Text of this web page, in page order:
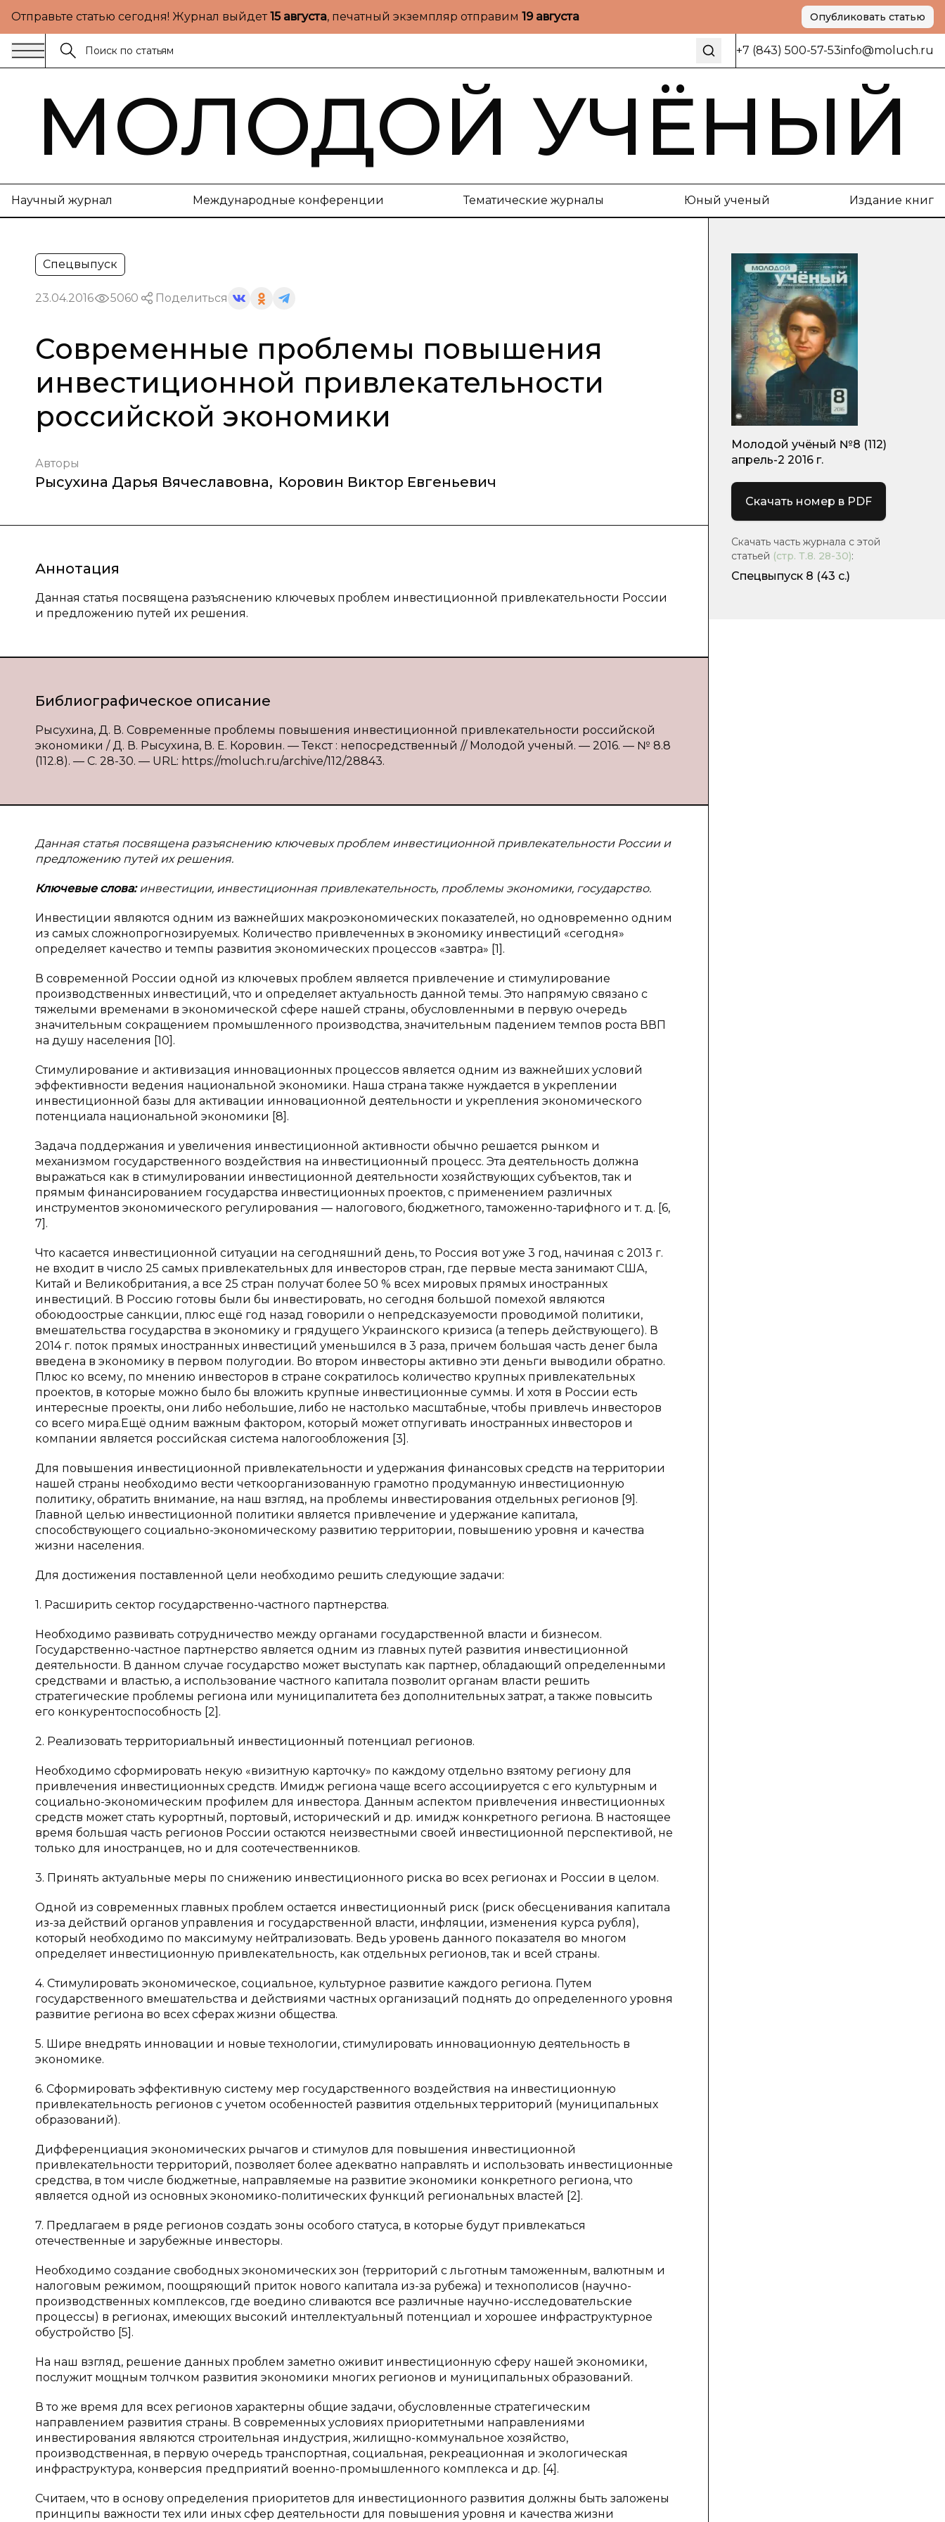
Отправьте статью сегодня! Журнал выйдет15 августа, печатный экземпляр отправим 19 августа Опубликовать статью
+7 (843) 500-57-53info@moluch.ru
МОЛОДОЙ УЧЁНЫЙ
Научный журнал Международные конференции Тематические журналы Юный ученый Издание книг
Спецвыпуск
23.04.2016 5060 Поделиться
Современные проблемы повышения
инвестиционной привлекательности
российской экономики
Авторы
Рысухина Дарья Вячеславовна, Коровин Виктор Евгеньевич
Аннотация
Данная статья посвящена разъяснению ключевых проблем инвестиционной привлекательности России
и предложению путей их решения.
Библиографическое описание
Рысухина, Д. В. Современные проблемы повышения инвестиционной привлекательности российской
экономики / Д. В. Рысухина, В. Е. Коровин. — Текст : непосредственный // Молодой ученый. — 2016. — № 8.8
(112.8). — С. 28-30. — URL: https://moluch.ru/archive/112/28843.
Данная статья посвящена разъяснению ключевых проблем инвестиционной привлекательности России и
предложению путей их решения.
Ключевые слова:инвестиции, инвестиционная привлекательность, проблемы экономики, государство.
Инвестиции являются одним из важнейших макроэкономических показателей, но одновременно одним
из самых сложнопрогнозируемых. Количество привлеченных в экономику инвестиций «сегодня»
определяет качество и темпы развития экономических процессов «завтра» [1].
В современной России одной из ключевых проблем является привлечение и стимулирование
производственных инвестиций, что и определяет актуальность данной темы. Это напрямую связано с
тяжелыми временами в экономической сфере нашей страны, обусловленными в первую очередь
значительным сокращением промышленного производства, значительным падением темпов роста ВВП
на душу населения [10].
Стимулирование и активизация инновационных процессов является одним из важнейших условий
эффективности ведения национальной экономики. Наша страна также нуждается в укреплении
инвестиционной базы для активации инновационной деятельности и укрепления экономического
потенциала национальной экономики [8].
Задача поддержания и увеличения инвестиционной активности обычно решается рынком и
механизмом государственного воздействия на инвестиционный процесс. Эта деятельность должна
выражаться как в стимулировании инвестиционной деятельности хозяйствующих субъектов, так и
прямым финансированием государства инвестиционных проектов, с применением различных
инструментов экономического регулирования — налогового, бюджетного, таможенно-тарифного и т. д. [6,
7].
Что касается инвестиционной ситуации на сегодняшний день, то Россия вот уже 3 год, начиная с 2013 г.
не входит в число 25 самых привлекательных для инвесторов стран, где первые места занимают США,
Китай и Великобритания, а все 25 стран получат более 50 % всех мировых прямых иностранных
инвестиций. В Россию готовы были бы инвестировать, но сегодня большой помехой являются
обоюдоострые санкции, плюс ещё год назад говорили о непредсказуемости проводимой политики,
вмешательства государства в экономику и грядущего Украинского кризиса (а теперь действующего). В
2014 г. поток прямых иностранных инвестиций уменьшился в 3 раза, причем большая часть денег была
введена в экономику в первом полугодии. Во втором инвесторы активно эти деньги выводили обратно.
Плюс ко всему, по мнению инвесторов в стране сократилось количество крупных привлекательных
проектов, в которые можно было бы вложить крупные инвестиционные суммы. И хотя в России есть
интересные проекты, они либо небольшие, либо не настолько масштабные, чтобы привлечь инвесторов
со всего мира.Ещё одним важным фактором, который может отпугивать иностранных инвесторов и
компании является российская система налогообложения [3].
Для повышения инвестиционной привлекательности и удержания финансовых средств на территории
нашей страны необходимо вести четкоорганизованную грамотно продуманную инвестиционную
политику, обратить внимание, на наш взгляд, на проблемы инвестирования отдельных регионов [9].
Главной целью инвестиционной политики является привлечение и удержание капитала,
способствующего социально-экономическому развитию территории, повышению уровня и качества
жизни населения.
Для достижения поставленной цели необходимо решить следующие задачи:
1. Расширить сектор государственно-частного партнерства.
Необходимо развивать сотрудничество между органами государственной власти и бизнесом.
Государственно-частное партнерство является одним из главных путей развития инвестиционной
деятельности. В данном случае государство может выступать как партнер, обладающий определенными
средствами и властью, а использование частного капитала позволит органам власти решить
стратегические проблемы региона или муниципалитета без дополнительных затрат, а также повысить
его конкурентоспособность [2].
2. Реализовать территориальный инвестиционный потенциал регионов.
Необходимо сформировать некую «визитную карточку» по каждому отдельно взятому региону для
привлечения инвестиционных средств. Имидж региона чаще всего ассоциируется с его культурным и
социально-экономическим профилем для инвестора. Данным аспектом привлечения инвестиционных
средств может стать курортный, портовый, исторический и др. имидж конкретного региона. В настоящее
время большая часть регионов России остаются неизвестными своей инвестиционной перспективой, не
только для иностранцев, но и для соотечественников.
3. Принять актуальные меры по снижению инвестиционного риска во всех регионах и России в целом.
Одной из современных главных проблем остается инвестиционный риск (риск обесценивания капитала
из-за действий органов управления и государственной власти, инфляции, изменения курса рубля),
который необходимо по максимуму нейтрализовать. Ведь уровень данного показателя во многом
определяет инвестиционную привлекательность, как отдельных регионов, так и всей страны.
4. Стимулировать экономическое, социальное, культурное развитие каждого региона. Путем
государственного вмешательства и действиями частных организаций поднять до определенного уровня
развитие региона во всех сферах жизни общества.
5. Шире внедрять инновации и новые технологии, стимулировать инновационную деятельность в
экономике.
6. Сформировать эффективную систему мер государственного воздействия на инвестиционную
привлекательность регионов с учетом особенностей развития отдельных территорий (муниципальных
образований).
Дифференциация экономических рычагов и стимулов для повышения инвестиционной
привлекательности территорий, позволяет более адекватно направлять и использовать инвестиционные
средства, в том числе бюджетные, направляемые на развитие экономики конкретного региона, что
является одной из основных экономико-политических функций региональных властей [2].
7. Предлагаем в ряде регионов создать зоны особого статуса, в которые будут привлекаться
отечественные и зарубежные инвесторы.
Необходимо создание свободных экономических зон (территорий с льготным таможенным, валютным и
налоговым режимом, поощряющий приток нового капитала из-за рубежа) и технополисов (научно-
производственных комплексов, где воедино сливаются все различные научно-исследовательские
процессы) в регионах, имеющих высокий интеллектуальный потенциал и хорошее инфраструктурное
обустройство [5].
На наш взгляд, решение данных проблем заметно оживит инвестиционную сферу нашей экономики,
послужит мощным толчком развития экономики многих регионов и муниципальных образований.
В то же время для всех регионов характерны общие задачи, обусловленные стратегическим
направлением развития страны. В современных условиях приоритетными направлениями
инвестирования являются строительная индустрия, жилищно-коммунальное хозяйство,
производственная, в первую очередь транспортная, социальная, рекреационная и экологическая
инфраструктура, конверсия предприятий военно-промышленного комплекса и др. [4].
Считаем, что в основу определения приоритетов для инвестиционного развития должны быть заложены
принципы важности тех или иных сфер деятельности для повышения уровня и качества жизни
Молодой учёный №8 (112)
апрель-2 2016 г.
Скачать номер в PDF
Скачать часть журнала с этой
статьей (стр. Т.8. 28-30):
Спецвыпуск 8 (43 с.)